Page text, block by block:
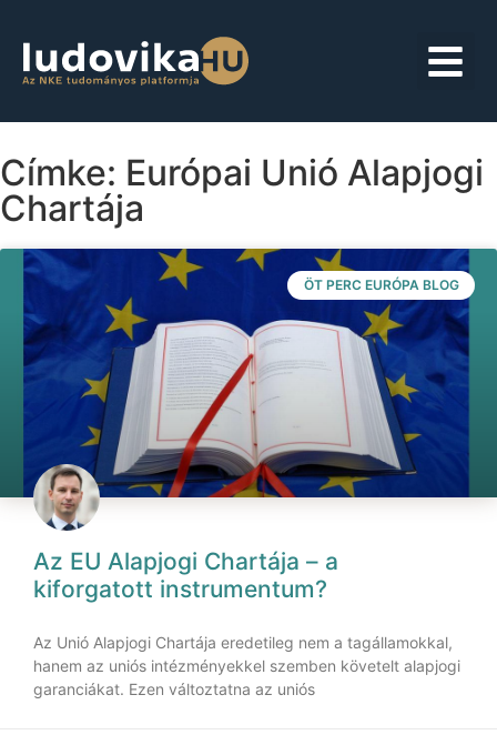
Címke: Európai Unió Alapjogi
Chartája
ÖT PERC EURÓPA BLOG
Az EU Alapjogi Chartája – a
kiforgatott instrumentum?
Az Unió Alapjogi Chartája eredetileg nem a tagállamokkal,
hanem az uniós intézményekkel szemben követelt alapjogi
garanciákat. Ezen változtatna az uniós